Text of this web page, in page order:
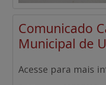
Comunicado
Municipal de
Acesse para mais